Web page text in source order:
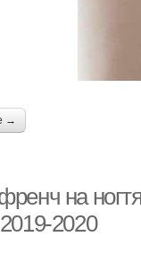
→
на
2020